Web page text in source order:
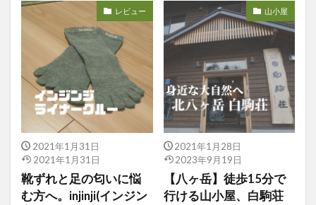
レビュー
2021年1月31日
2021年1月31日
靴ずれと足の匂いに悩
む方へ。injinji(インジン
山小屋
2021年1月28日
2023年9月19日
【八ヶ岳】徒歩15分で
行ける山小屋、白駒荘